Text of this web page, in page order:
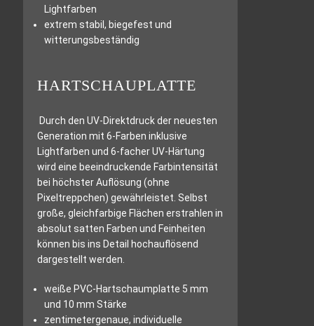
Lightfarben
extrem stabil, biegefest und
witterungsbeständig
HARTSCHAUPLATTE
Durch den UV-Direktdruck der neuesten
Generation mit 6-Farben inklusive
Lightfarben und 6-facher UV-Härtung
wird eine beeindruckende Farbintensität
bei höchster Auflösung (ohne
Pixeltreppchen) gewährleistet. Selbst
große, gleichfarbige Flächen erstrahlen in
absolut satten Farben und Feinheiten
können bis ins Detail hochauflösend
dargestellt werden.
weiße PVC-Hartschaumplatte 5 mm
und 10 mm Stärke
zentimetergenaue, individuelle